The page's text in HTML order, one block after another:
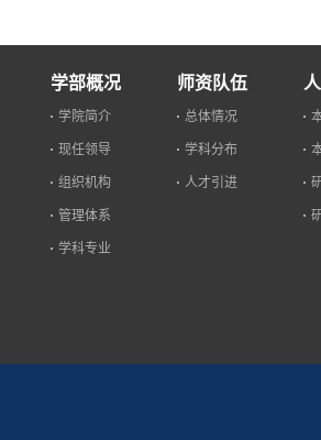
学部概况
学院简介
现任领导
组织机构
管理体系
学科专业
师资队伍
总体情况
学科分布
人才引进